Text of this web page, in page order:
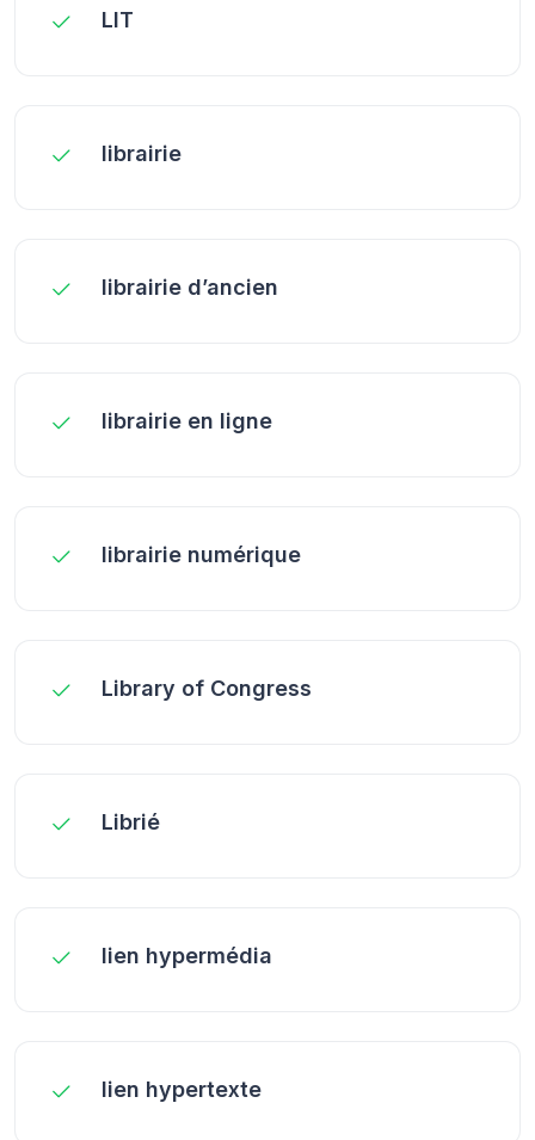
LIT
librairie
librairie d’ancien
librairie en ligne
librairie numérique
Library of Congress
Librié
lien hypermédia
lien hypertexte